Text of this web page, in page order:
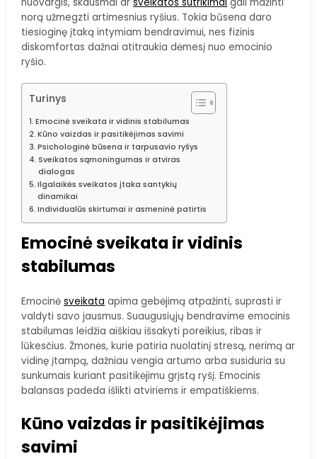
norą užmegzti artimesnius ryšius. Tokia būsena daro
tiesioginę įtaką intymiam bendravimui, nes fizinis
diskomfortas dažnai atitraukia dėmesį nuo emocinio
ryšio.
Turinys
Emocinė sveikata ir vidinis stabilumas
Kūno vaizdas ir pasitikėjimas savimi
Psichologinė būsena ir tarpusavio ryšys
Sveikatos sąmoningumas ir atviras
dialogas
Ilgalaikės sveikatos įtaka santykių
dinamikai
Individualūs skirtumai ir asmeninė patirtis
Emocinė sveikata ir vidinis
stabilumas
Emocinė sveikata apima gebėjimą atpažinti, suprasti ir
valdyti savo jausmus. Suaugusiųjų bendravime emocinis
stabilumas leidžia aiškiau išsakyti poreikius, ribas ir
lūkesčius. Žmonės, kurie patiria nuolatinį stresą, nerimą ar
vidinę įtampą, dažniau vengia artumo arba susiduria su
sunkumais kuriant pasitikėjimu grįstą ryšį. Emocinis
balansas padeda išlikti atviriems ir empatiškiems.
Kūno vaizdas ir pasitikėjimas
savimi